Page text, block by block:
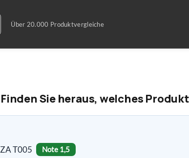
Sie heraus, welches
T005 Note 1,5